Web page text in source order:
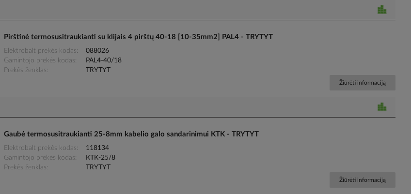
Pirštinė termosusitraukianti su klijais 4 pirštų 40-18 [10-35mm2] PAL4 - TRYTYT
Elektrobalt prekės kodas
088026
Gamintojo prekės kodas
PAL4-40/18
Prekės ženklas
TRYTYT
Žiūrėti informaciją
Gaubė termosusitraukianti 25-8mm kabelio galo sandarinimui KTK - TRYTYT
Elektrobalt prekės kodas
118134
Gamintojo prekės kodas
KTK-25/8
Prekės ženklas
TRYTYT
Žiūrėti informaciją